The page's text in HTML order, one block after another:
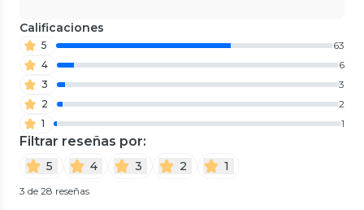
Calificaciones
5
63
4
6
3
3
2
2
1
1
Filtrar reseñas por:
5 4 3 2 1
3 de 28 reseñas